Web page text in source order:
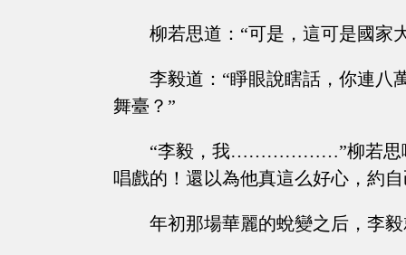
柳若思道：“可是，這可是國家
李毅道：“睜眼說瞎話，你連八
舞臺？”
“李毅，我………………”柳若思哪
唱戲的！還以為他真這么好心，約
年初那場華麗的蛻變之后，李